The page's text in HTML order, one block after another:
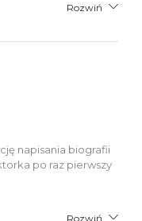
Rozwiń
napisania biografii
po raz pierwszy
Rozwiń